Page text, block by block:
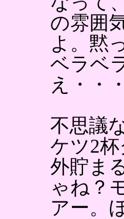
の雰囲
よ。黙
ベラベ
え・・
不思議
ケツ2
外貯ま
ゃね？
アー。